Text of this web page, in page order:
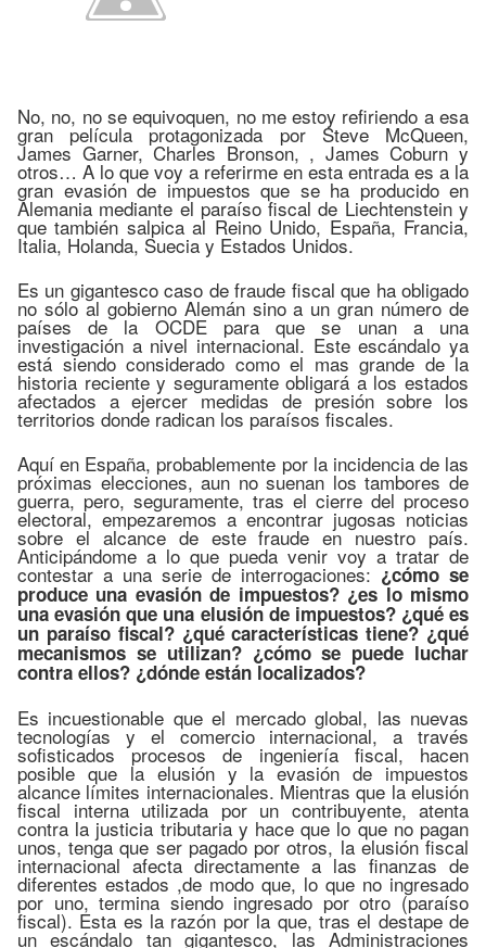
No, no, no se equivoquen, no me estoy refiriendo a esa
gran película protagonizada por Steve McQueen,
James Garner, Charles Bronson, , James Coburn y
otros… A lo que voy a referirme en esta entrada es a la
gran evasión de impuestos que se ha producido en
Alemania mediante el paraíso fiscal de Liechtenstein y
que también salpica al Reino Unido, España, Francia,
Italia, Holanda, Suecia y Estados Unidos.
Es un gigantesco caso de fraude fiscal que ha obligado
no sólo al gobierno Alemán sino a un gran número de
países de la OCDE para que se unan a una
investigación a nivel internacional. Este escándalo ya
está siendo considerado como el mas grande de la
historia reciente y seguramente obligará a los estados
afectados a ejercer medidas de presión sobre los
territorios donde radican los paraísos fiscales.
Aquí en España, probablemente por la incidencia de las
próximas elecciones, aun no suenan los tambores de
guerra, pero, seguramente, tras el cierre del proceso
electoral, empezaremos a encontrar jugosas noticias
sobre el alcance de este fraude en nuestro país.
Anticipándome a lo que pueda venir voy a tratar de
contestar a una serie de interrogaciones: ¿cómo se
produce una evasión de impuestos? ¿es lo mismo
una evasión que una elusión de impuestos? ¿qué es
un paraíso fiscal? ¿qué características tiene? ¿qué
mecanismos se utilizan? ¿cómo se puede luchar
contra ellos? ¿dónde están localizados?
Es incuestionable que el mercado global, las nuevas
tecnologías y el comercio internacional, a través
sofisticados procesos de ingeniería fiscal, hacen
posible que la elusión y la evasión de impuestos
alcance límites internacionales. Mientras que la elusión
fiscal interna utilizada por un contribuyente, atenta
contra la justicia tributaria y hace que lo que no pagan
unos, tenga que ser pagado por otros, la elusión fiscal
internacional afecta directamente a las finanzas de
diferentes estados ,de modo que, lo que no ingresado
por uno, termina siendo ingresado por otro (paraíso
fiscal). Esta es la razón por la que, tras el destape de
un escándalo tan gigantesco, las Administraciones